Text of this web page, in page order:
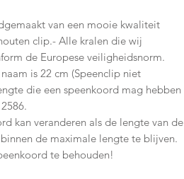
van een mooie kwaliteit
clip.- Alle kralen die wij
de Europese veiligheidsnorm.
is 22 cm (Speenclip niet
die een speenkoord mag hebben
kan veranderen als de lengte van de
de maximale lengte te blijven.
te behouden!